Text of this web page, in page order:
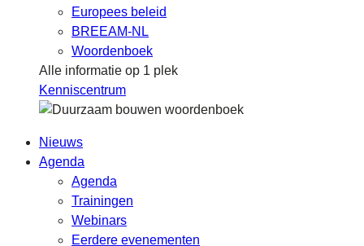
Europees beleid
BREEAM-NL
Woordenboek
Alle informatie op 1 plek
Kenniscentrum
Nieuws
Agenda
Agenda
Trainingen
Webinars
Eerdere evenementen